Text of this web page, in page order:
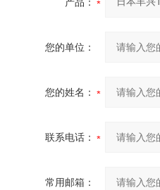
您的单位：
您的姓名：
联系电话：
常用邮箱：